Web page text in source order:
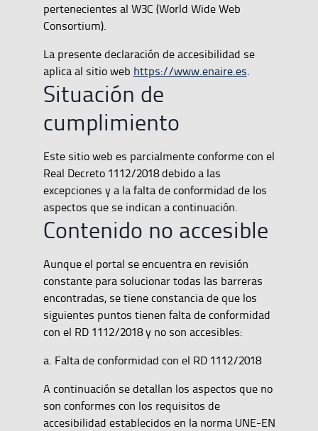
pertenecientes al W3C (World Wide Web
Consortium).
La presente declaración de accesibilidad se
aplica al sitio web https://www.enaire.es.
Situación de
cumplimiento
Este sitio web es parcialmente conforme con el
Real Decreto 1112/2018 debido a las
excepciones y a la falta de conformidad de los
aspectos que se indican a continuación.
Contenido no accesible
Aunque el portal se encuentra en revisión
constante para solucionar todas las barreras
encontradas, se tiene constancia de que los
siguientes puntos tienen falta de conformidad
con el RD 1112/2018 y no son accesibles:
a. Falta de conformidad con el RD 1112/2018
A continuación se detallan los aspectos que no
son conformes con los requisitos de
accesibilidad establecidos en la norma UNE-EN